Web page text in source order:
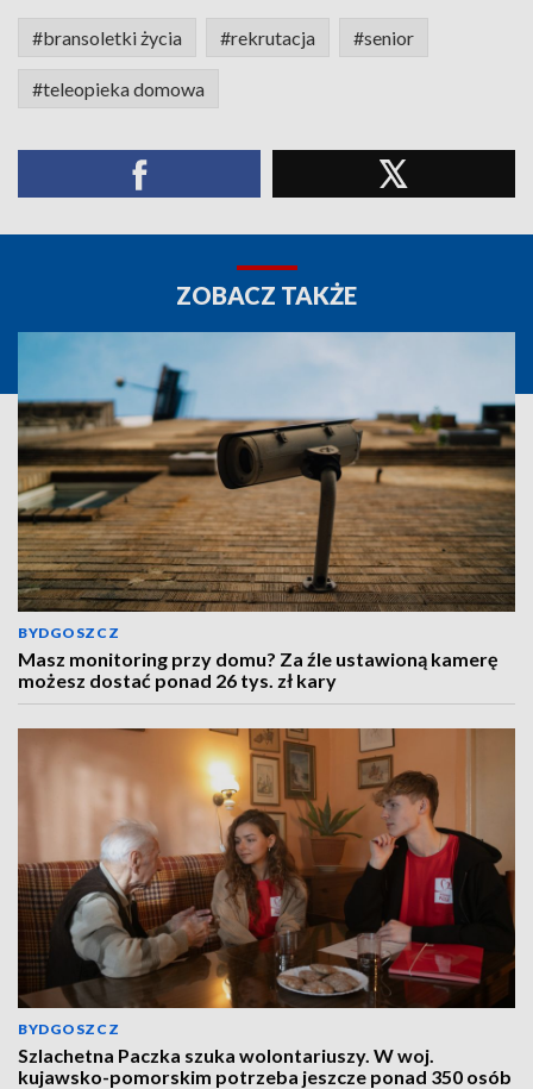
#bransoletki życia #rekrutacja #senior
#teleopieka domowa
ZOBACZ TAKŻE
BYDGOSZCZ
Masz monitoring przy domu? Za źle ustawioną kamerę
możesz dostać ponad 26 tys. zł kary
BYDGOSZCZ
Szlachetna Paczka szuka wolontariuszy. W woj.
kujawsko-pomorskim potrzeba jeszcze ponad 350 osób